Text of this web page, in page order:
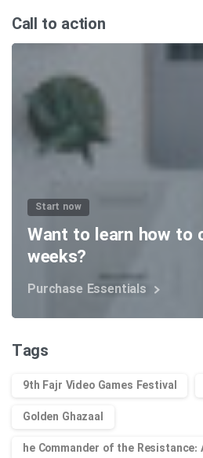
Call to action
Start now
Want to learn how to
weeks?
Purchase Essentials
Tags
9th Fajr Video Games Festival
Golden Ghazaal
he Commander of the